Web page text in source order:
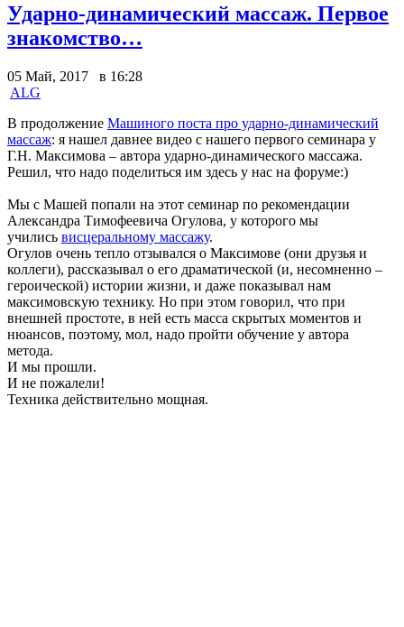
Ударно-динамический массаж. Первое
знакомство…
05 Май, 2017 в 16:28
ALG
В продолжение Машиного поста про ударно-динамический
массаж: я нашел давнее видео с нашего первого семинара у
Г.Н. Максимова – автора ударно-динамического массажа.
Решил, что надо поделиться им здесь у нас на форуме:)
Мы с Машей попали на этот семинар по рекомендации
Александра Тимофеевича Огулова, у которого мы
учились висцеральному массажу.
Огулов очень тепло отзывался о Максимове (они друзья и
коллеги), рассказывал о его драматической (и, несомненно –
героической) истории жизни, и даже показывал нам
максимовскую технику. Но при этом говорил, что при
внешней простоте, в ней есть масса скрытых моментов и
нюансов, поэтому, мол, надо пройти обучение у автора
метода.
И мы прошли.
И не пожалели!
Техника действительно мощная.